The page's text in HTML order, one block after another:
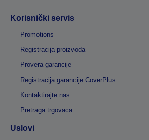
Korisnički servis
Promotions
Registracija proizvoda
Provera garancije
Registracija garancije CoverPlus
Kontaktirajte nas
Pretraga trgovaca
Uslovi